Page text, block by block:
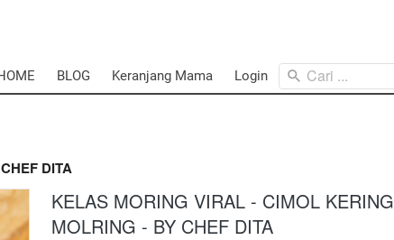
BLOG Keranjang Mama Login Cari ...
CHEF DITA
KELAS MORING VIRAL - CIMOL KERING
MOLRING - BY CHEF DITA